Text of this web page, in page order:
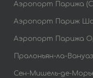
Аэропорт Парижа
Аэропорт Париж
Аэропорт Парижа
Пралоньян-ла-Вануаз
Сен-Мишель-де-